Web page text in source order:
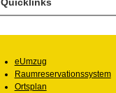
Quicklinks
eUmzug
Raumreservationssystem
Ortsplan